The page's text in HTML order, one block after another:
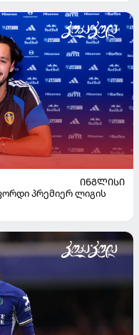
ᲘᲜᲒᲚᲘᲡᲘ
პრემიერ ლიგის